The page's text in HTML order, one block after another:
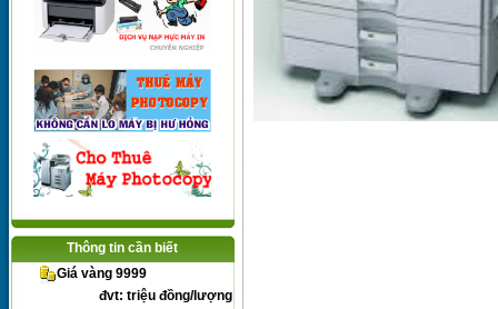
Thông tin cần biết
Giá vàng 9999
đvt: triệu đồng/lượng